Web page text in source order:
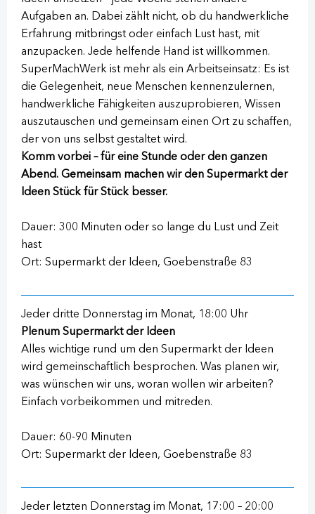
Aufgaben an. Dabei zählt nicht, ob du handwerkliche
Erfahrung mitbringst oder einfach Lust hast, mit
anzupacken. Jede helfende Hand ist willkommen.
SuperMachWerk ist mehr als ein Arbeitseinsatz: Es ist
die Gelegenheit, neue Menschen kennenzulernen,
handwerkliche Fähigkeiten auszuprobieren, Wissen
auszutauschen und gemeinsam einen Ort zu schaffen,
der von uns selbst gestaltet wird.
Komm vorbei – für eine Stunde oder den ganzen
Abend. Gemeinsam machen wir den Supermarkt der
Ideen Stück für Stück besser.
Dauer: 300 Minuten oder so lange du Lust und Zeit
hast
Ort: Supermarkt der Ideen, Goebenstraße 83
Jeder dritte Donnerstag im Monat, 18:00 Uhr
Plenum Supermarkt der Ideen
Alles wichtige rund um den Supermarkt der Ideen
wird gemeinschaftlich besprochen. Was planen wir,
was wünschen wir uns, woran wollen wir arbeiten?
Einfach vorbeikommen und mitreden.
Dauer: 60-90 Minuten
Ort: Supermarkt der Ideen, Goebenstraße 83
Jeder letzten Donnerstag im Monat, 17:00 – 20:00